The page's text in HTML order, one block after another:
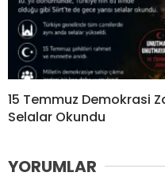
15 Temmuz Demokrasi
Selalar Okundu
YORUMLAR